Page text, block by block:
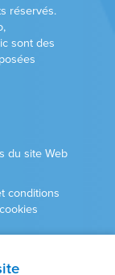
réservés.
sont des
du site Web
conditions
peuvent